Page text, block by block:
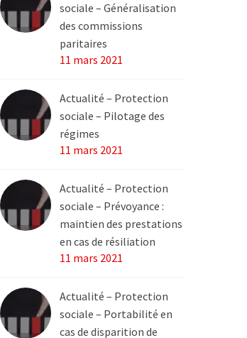
sociale – Généralisation
des commissions
paritaires
11 mars 2021
Actualité – Protection
sociale – Pilotage des
régimes
11 mars 2021
Actualité – Protection
sociale – Prévoyance :
maintien des prestations
en cas de résiliation
11 mars 2021
Actualité – Protection
sociale – Portabilité en
cas de disparition de